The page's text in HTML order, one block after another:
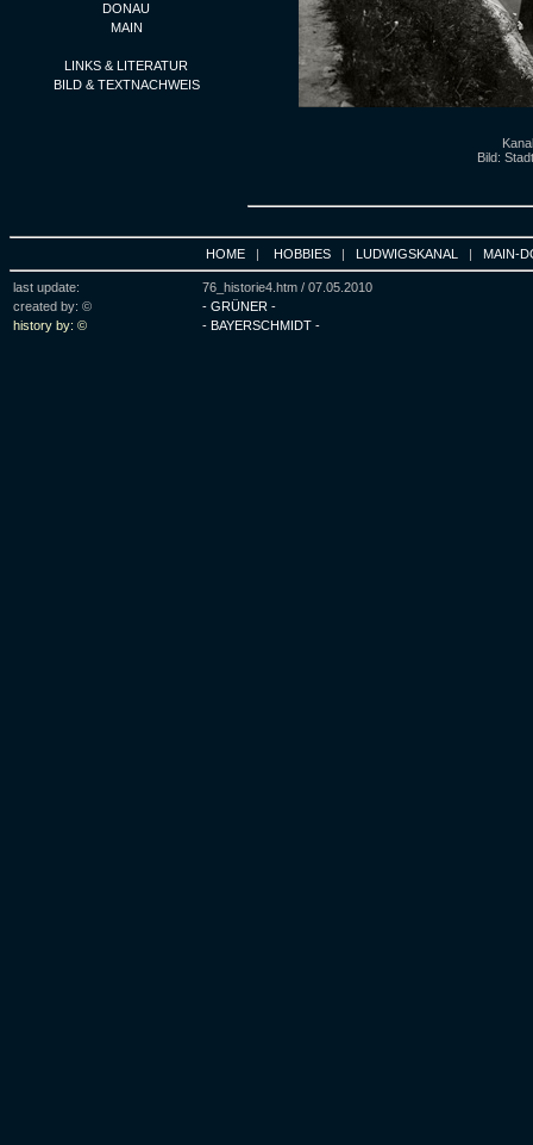
DONAU
MAIN
LINKS & LITERATUR
BILD & TEXTNACHWEIS
Bild:
HOME | HOBBIES | LUDWIGSKANAL | MAIN-
last update: 76_historie4.htm / 07.05.2010
created by: ©
- GRÜNER -
history by: ©
- BAYERSCHMIDT -